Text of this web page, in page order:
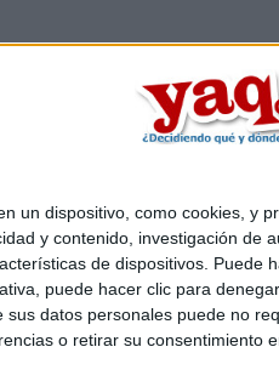
un dispositivo, como cookies, y
y contenido, investigación de
de dispositivos.
puede hacer clic para
datos personales puede no
o retirar su
Quiénes somos|
|Politica de privacidad|
S.L.- Diego de León